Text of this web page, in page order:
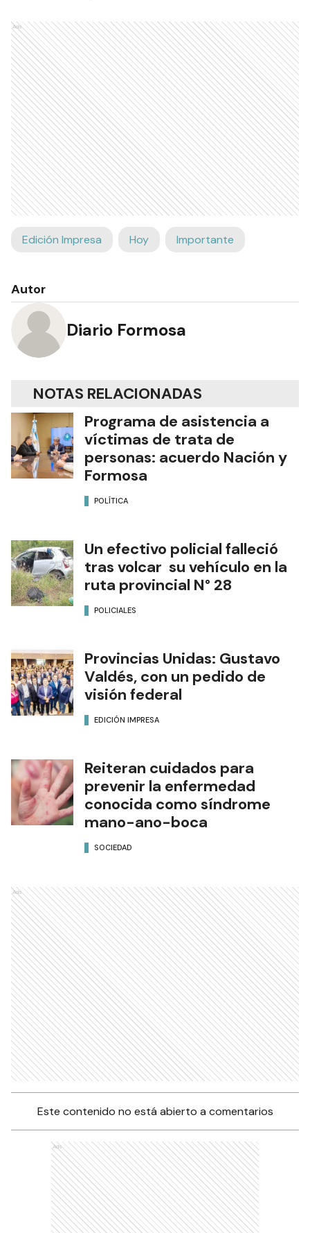
Ads
Edición Impresa Hoy Importante
Autor
Diario Formosa
NOTAS RELACIONADAS
Programa de asistencia a
víctimas de trata de
personas: acuerdo Nación y
Formosa
POLÍTICA
Un efectivo policial falleció
tras volcar su vehículo en la
ruta provincial N° 28
POLICIALES
Provincias Unidas: Gustavo
Valdés, con un pedido de
visión federal
EDICIÓN IMPRESA
Reiteran cuidados para
prevenir la enfermedad
conocida como síndrome
mano-ano-boca
SOCIEDAD
Ads
Este contenido no está abierto a comentarios
Ads